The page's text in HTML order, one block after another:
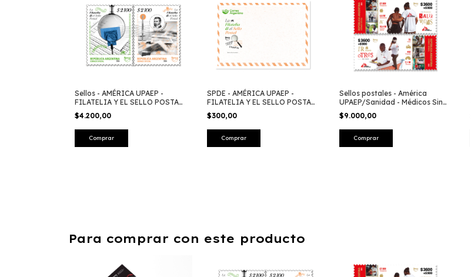
Sellos - AMÉRICA UPAEP -
FILATELIA Y EL SELLO POSTAL
2024
$4.200,00
SPDE - AMÉRICA UPAEP -
FILATELIA Y EL SELLO POSTAL
2024
$300,00
Comprar
Sellos postales - América
UPAEP/Sanidad - Médicos Sin
Fronteras 2025
$9.000,00
Comprar
Para comprar con este producto